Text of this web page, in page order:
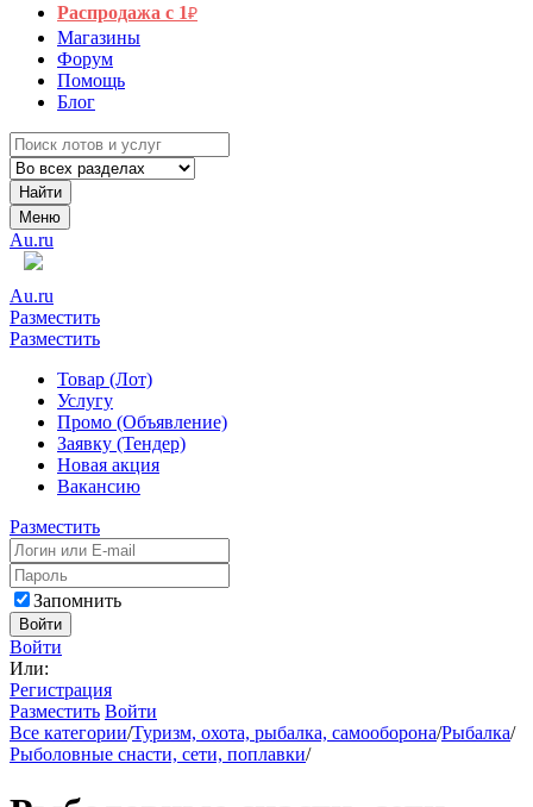
Распродажа с 1₽
Магазины
Форум
Помощь
Блог
Найти
Меню
Au.ru
Au.ru
Разместить
Разместить
Товар (Лот)
Услугу
Промо (Объявление)
Заявку (Тендер)
Новая акция
Вакансию
Разместить
Запомнить
Войти
Войти
Или:
Регистрация
Разместить Войти
Все категории/Туризм, охота, рыбалка, самооборона/Рыбалка/
Рыболовные снасти, сети, поплавки/